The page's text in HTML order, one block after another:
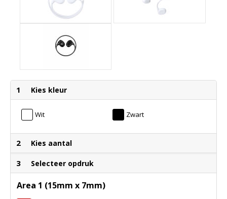
1 Kies kleur
Wit Zwart
2 Kies aantal
3 Selecteer opdruk
Area 1 (15mm x 7mm)